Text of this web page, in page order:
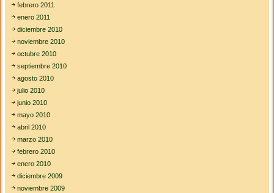
febrero 2011
enero 2011
diciembre 2010
noviembre 2010
octubre 2010
septiembre 2010
agosto 2010
julio 2010
junio 2010
mayo 2010
abril 2010
marzo 2010
febrero 2010
enero 2010
diciembre 2009
noviembre 2009